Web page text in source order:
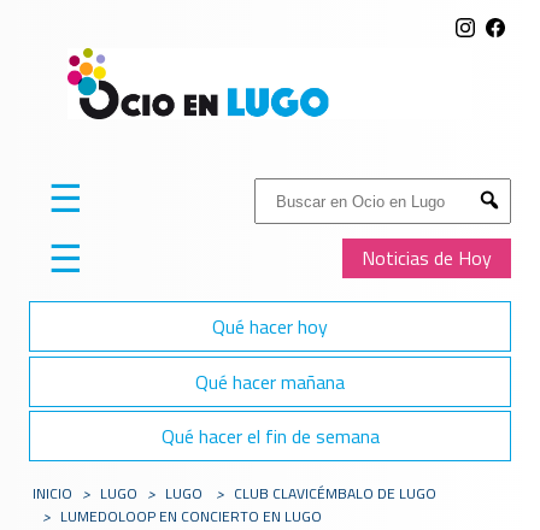
Buscar:
Submit
Noticias de Hoy
☰
☰
Qué hacer hoy
Qué hacer mañana
Qué hacer el fin de semana
INICIO > LUGO > LUGO > CLUB CLAVICÉMBALO DE LUGO
> LUMEDOLOOP EN CONCIERTO EN LUGO